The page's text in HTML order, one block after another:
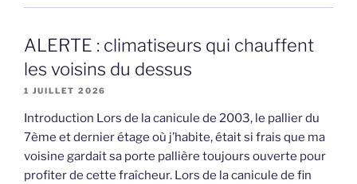
ALERTE : climatiseurs qui chauffent
les voisins du dessus
1 JUILLET 2026
Introduction Lors de la canicule de 2003, le pallier du
7ème et dernier étage où j’habite, était si frais que ma
voisine gardait sa porte pallière toujours ouverte pour
profiter de cette fraîcheur. Lors de la canicule de fin